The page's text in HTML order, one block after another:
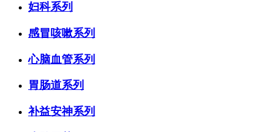
妇科系列
感冒咳嗽系列
心脑血管系列
胃肠道系列
补益安神系列